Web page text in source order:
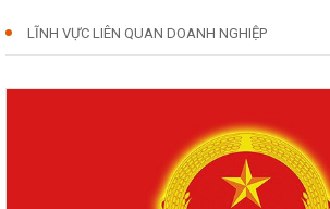
LĨNH VỰC LIÊN QUAN DOANH NGHIỆP